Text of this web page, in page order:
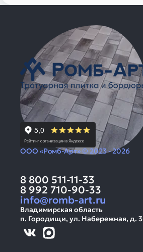
ООО «Ромб-Арт» © 2023 - 2026
8 800 511-11-33
8 992 710-90-33
info@romb-art.ru
Владимирская область
п. Городищи, ул. Набережная, д. 3